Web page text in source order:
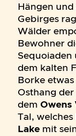
Hängen
Gebirges
Wälder
Bewohner
Sequoiaden
dem kalten
Borke
Osthang
dem Owens
Tal,
Lake mit